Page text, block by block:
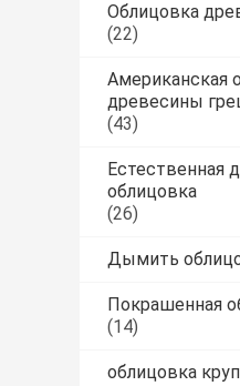
Облицовка
(22)
Американская
древесины
(43)
Естественная
облицовка
(26)
Дымить
Покрашенная
(14)
облицовка